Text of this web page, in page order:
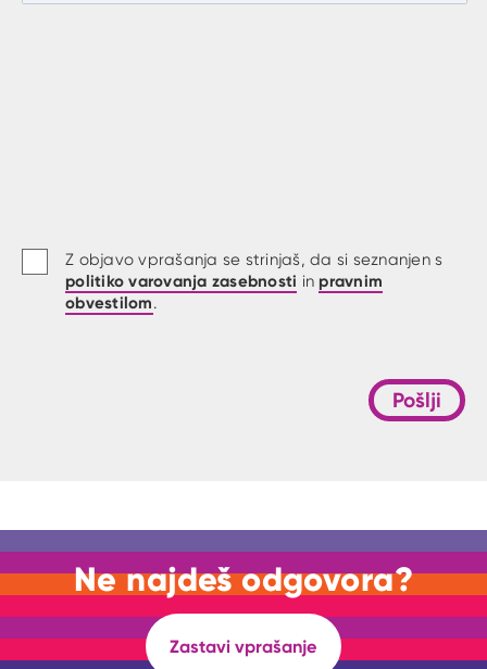
Z objavo vprašanja se strinjaš, da si seznanjen s
politiko varovanja zasebnosti in pravnim
obvestilom.
Pošlji
Ne najdeš odgovora?
Zastavi vprašanje